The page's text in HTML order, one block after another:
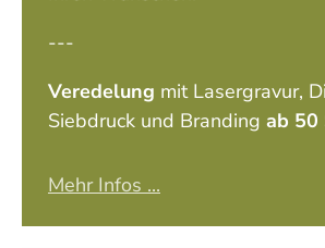
---
Veredelung mit Lasergravur,
Siebdruck und Branding ab 50
Mehr Infos ...